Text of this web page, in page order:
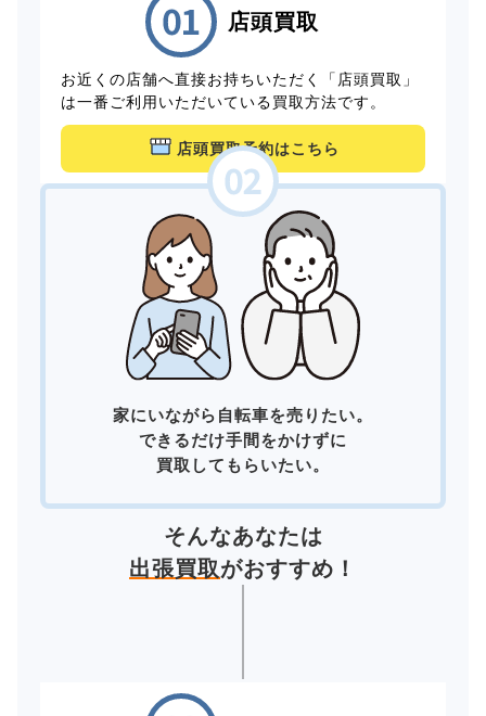
店頭買取
お近くの店舗へ直接お持ちいただく「店頭買取」
は一番ご利用いただいている買取方法です。
店頭買取予約はこちら
家にいながら自転車を売りたい。
できるだけ手間をかけずに
買取してもらいたい。
そんなあなたは
出張買取がおすすめ！